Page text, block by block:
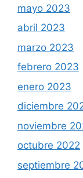
mayo 2023
abril 2023
marzo 2023
febrero 2023
enero 2023
diciembre
noviembre
octubre 2022
septiembre